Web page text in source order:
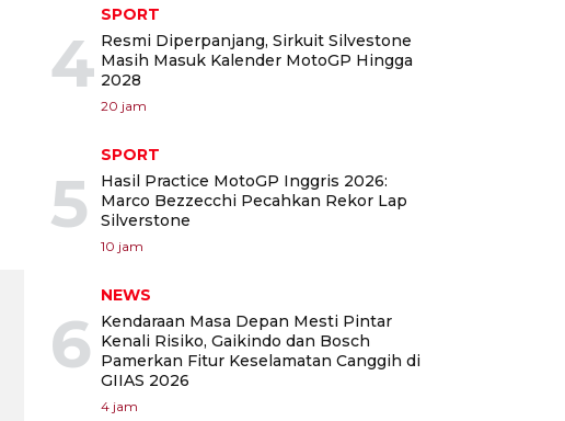
4
SPORT
Resmi Diperpanjang, Sirkuit Silvestone
Masih Masuk Kalender MotoGP Hingga
2028
20 jam
5
SPORT
Hasil Practice MotoGP Inggris 2026:
Marco Bezzecchi Pecahkan Rekor Lap
Silverstone
10 jam
6
NEWS
Kendaraan Masa Depan Mesti Pintar
Kenali Risiko, Gaikindo dan Bosch
Pamerkan Fitur Keselamatan Canggih di
GIIAS 2026
4 jam